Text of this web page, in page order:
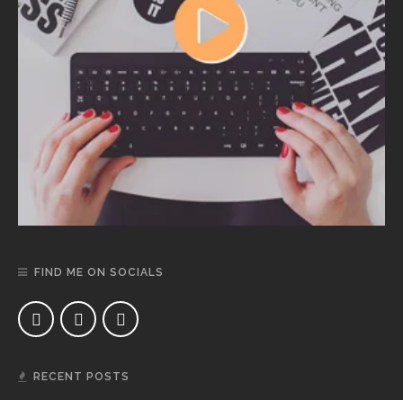
FIND ME ON SOCIALS
RECENT POSTS